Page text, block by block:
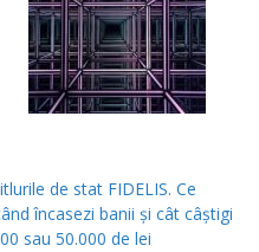
de stat FIDELIS. Ce
încasezi banii şi cât câștigi
sau 50.000 de lei